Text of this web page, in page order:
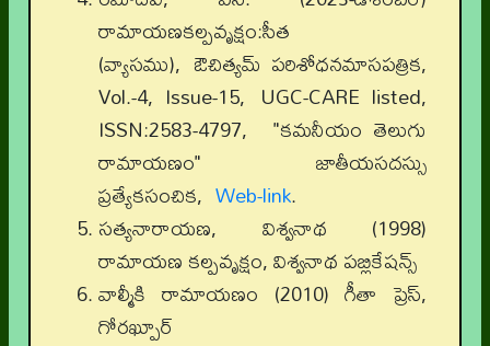
రామాయణకల్పవృక్షం:సీత
(వ్యాసము), ఔచిత్యమ్ పరిశోధనమాసపత్రిక,
Vol.-4, Issue-15, UGC-CARE listed,
ISSN:2583-4797, "కమనీయం తెలుగు
రామాయణం" జాతీయసదస్సు
ప్రత్యేకసంచిక, Web-link.
సత్యనారాయణ, విశ్వనాథ (1998)
రామాయణ కల్పవృక్షం, విశ్వనాథ పబ్లికేషన్స్
వాల్మీకి రామాయణం (2010) గీతా ప్రెస్,
గోరఖ్పూర్